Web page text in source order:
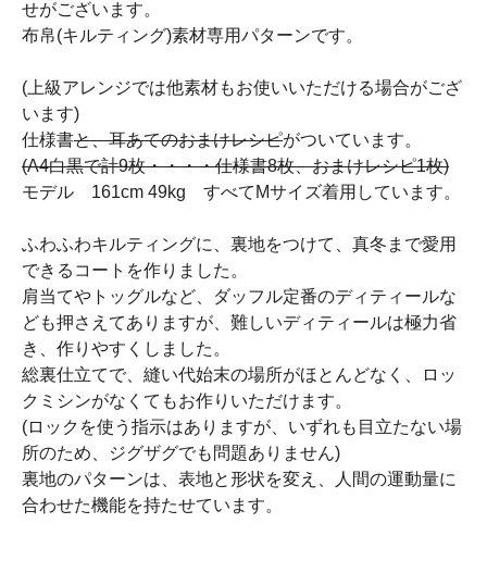
せがございます。
布帛(キルティング)素材専用パターンです。
(上級アレンジでは他素材もお使いいただける場合がござ
います)
仕様書と、耳あてのおまけレシピがついています。
(A4白黒で計9枚・・・・仕様書8枚、おまけレシピ1枚)
モデル 161cm 49kg すべてMサイズ着用しています。
ふわふわキルティングに、裏地をつけて、真冬まで愛用
できるコートを作りました。
肩当てやトッグルなど、ダッフル定番のディティールな
ども押さえてありますが、難しいディティールは極力省
き、作りやすくしました。
総裏仕立てで、縫い代始末の場所がほとんどなく、ロッ
クミシンがなくてもお作りいただけます。
(ロックを使う指示はありますが、いずれも目立たない場
所のため、ジグザグでも問題ありません)
裏地のパターンは、表地と形状を変え、人間の運動量に
合わせた機能を持たせています。